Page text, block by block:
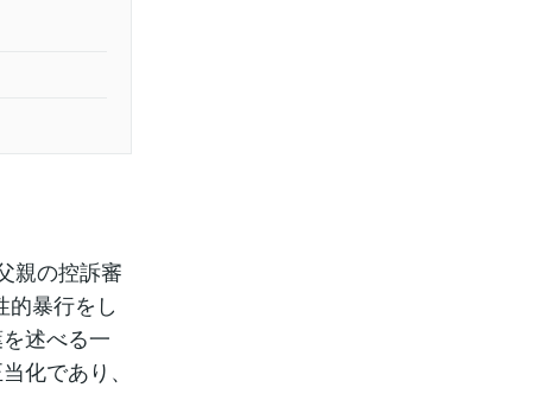
親の控訴審
的暴行をし
述べる一
化であり、